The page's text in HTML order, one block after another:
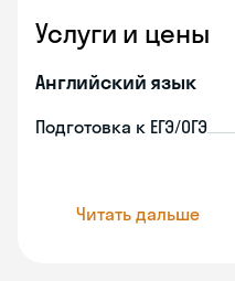
Услуги и цены
Английский язык
Подготовка к ЕГЭ/ОГЭ
Читать дальше